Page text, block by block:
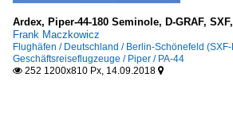
Ardex, Piper-44-180 Seminole, D-GRAF,
Frank Maczkowicz
Flughäfen / Deutschland / Berlin-Schönefeld
Geschäftsreiseflugzeuge / Piper / PA-44
 252 1200x810 Px, 14.09.2018 